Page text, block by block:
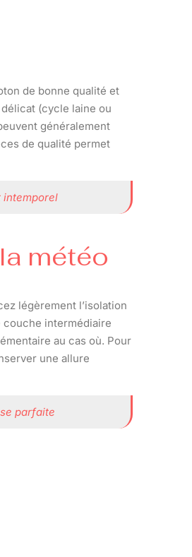
de bonne qualité et
(cycle laine ou
généralement
de qualité permet
intemporel
météo
légèrement l’isolation
couche intermédiaire
au cas où. Pour
une allure
parfaite